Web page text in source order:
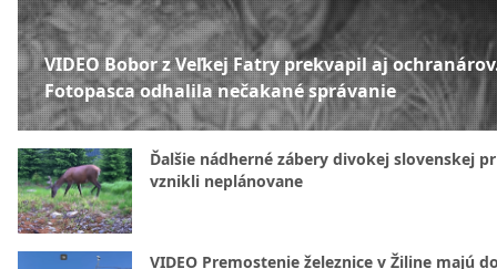
VIDEO Bobor z Veľkej Fatry prekvapil aj
Fotopasca odhalila nečakané správanie
Ďalšie nádherné zábery divokej slovenskej
vznikli neplánovane
VIDEO Premostenie železnice v Žiline majú